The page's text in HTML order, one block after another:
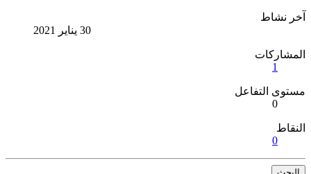
آخر نشاط
30 يناير 2021
المشاركات
1
مستوى التفاعل
0
النقاط
0